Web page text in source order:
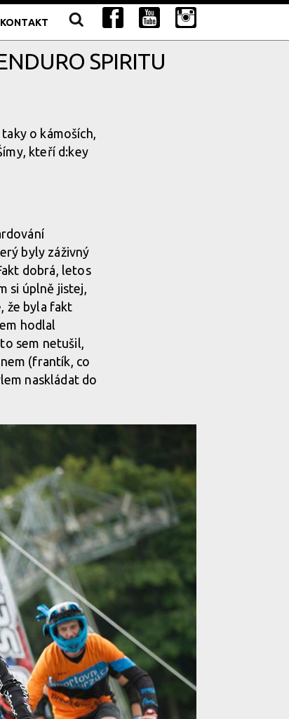
KONTAKT
SPIRITU
o kámoších,
kteří d:key
byly záživný
dobrá, letos
si úplně jistej,
že byla fakt
hodlal
sem netušil,
(frantík, co
naskládat do